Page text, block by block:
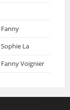
La
Voignier